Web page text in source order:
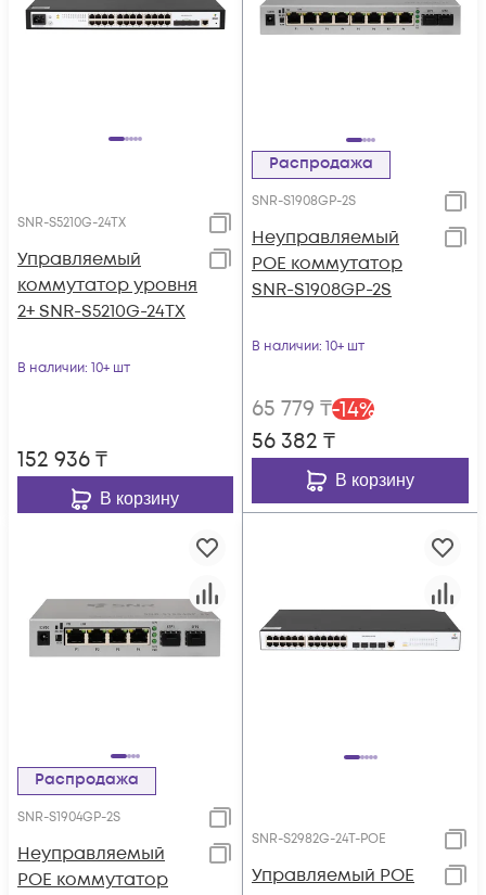
SNR-S5210G-24TX
Управляемый
коммутатор уровня
2+ SNR-S5210G-24TX
В наличии: 10+ шт
152 936₸
В корзину
Распродажа
SNR-S1908GP-2S
Неуправляемый
POE коммутатор
SNR-S1908GP-2S
В наличии: 10+ шт
65 779 ₸-14%
56 382 ₸
В корзину
Распродажа
SNR-S1904GP-2S
Неуправляемый
POE коммутатор
SNR-S2982G-24T-POE
Управляемый POE